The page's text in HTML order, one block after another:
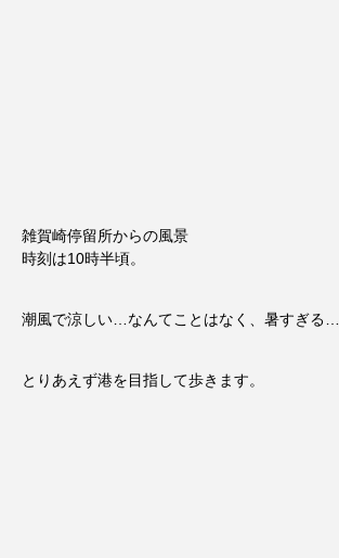
雑賀崎停留所からの風景
時刻は10時半頃。
潮風で涼しい…なんてことはなく、暑すぎる…
とりあえず港を目指して歩きます。